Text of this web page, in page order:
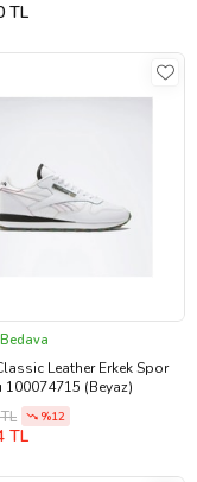
TL
Leather Erkek Spor
100074715 (Beyaz)
%12
TL